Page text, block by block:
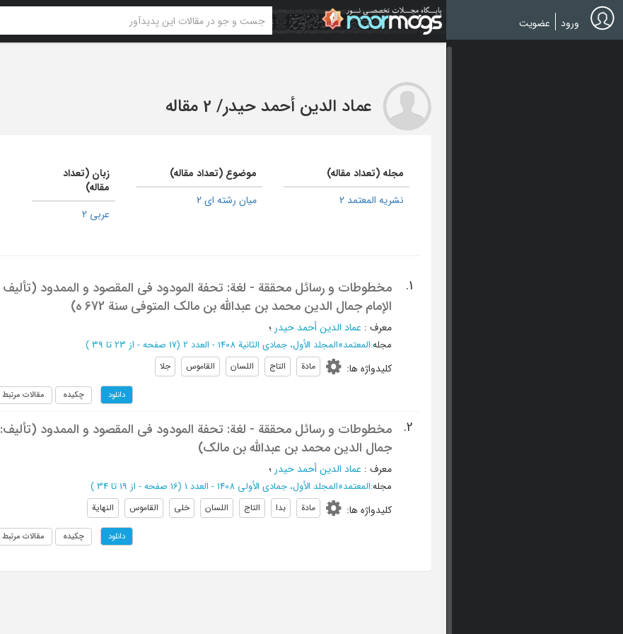
Skip
to
main
ورود عضویت
عماد الدین أحمد حیدر/ 2 مقاله
مجله (تعداد مقاله)
نشریه المعتمد 2
موضوع (تعداد مقاله)
میان رشته ای 2
زبان (تعداد
مقاله)
عربی 2
1.
مخطوطات و رسائل محققة - لغة: تحفة المودود فی المقصود و الممدود (تألیف
الإمام جمال الدین محمد بن عبدالله بن مالک المتوفی سنة 672 ه)
معرف : عماد الدین أحمد حیدر ؛
مجله:المعتمد»المجلد الأول، جمادی الثانیة 1408 - العدد 2 (‎17 صفحه - از 23 تا 39 )
کلیدواژه ها: مادة التاج اللسان القاموس جلا
دانلود چکیده مقالات مرتبط
2.
مخطوطات و رسائل محققة - لغة: تحفة المودود فی المقصود و الممدود (تألیف:
جمال الدین محمد بن عبدالله بن مالک)
معرف : عماد الدین أحمد حیدر ؛
مجله:المعتمد»المجلد الأول، جمادی الأولی 1408 - العدد 1 (‎16 صفحه - از 19 تا 34 )
کلیدواژه ها: مادة بدا التاج اللسان خلی القاموس النهایة
دانلود چکیده مقالات مرتبط